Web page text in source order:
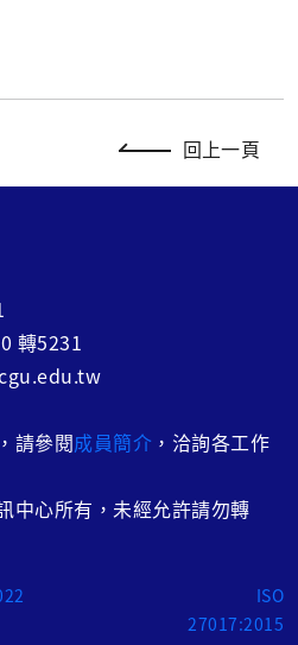
回上一頁
轉5231
請參閱成員簡介 ，洽詢各工作
中心所有，未經允許請勿轉
ISO
27017:2015